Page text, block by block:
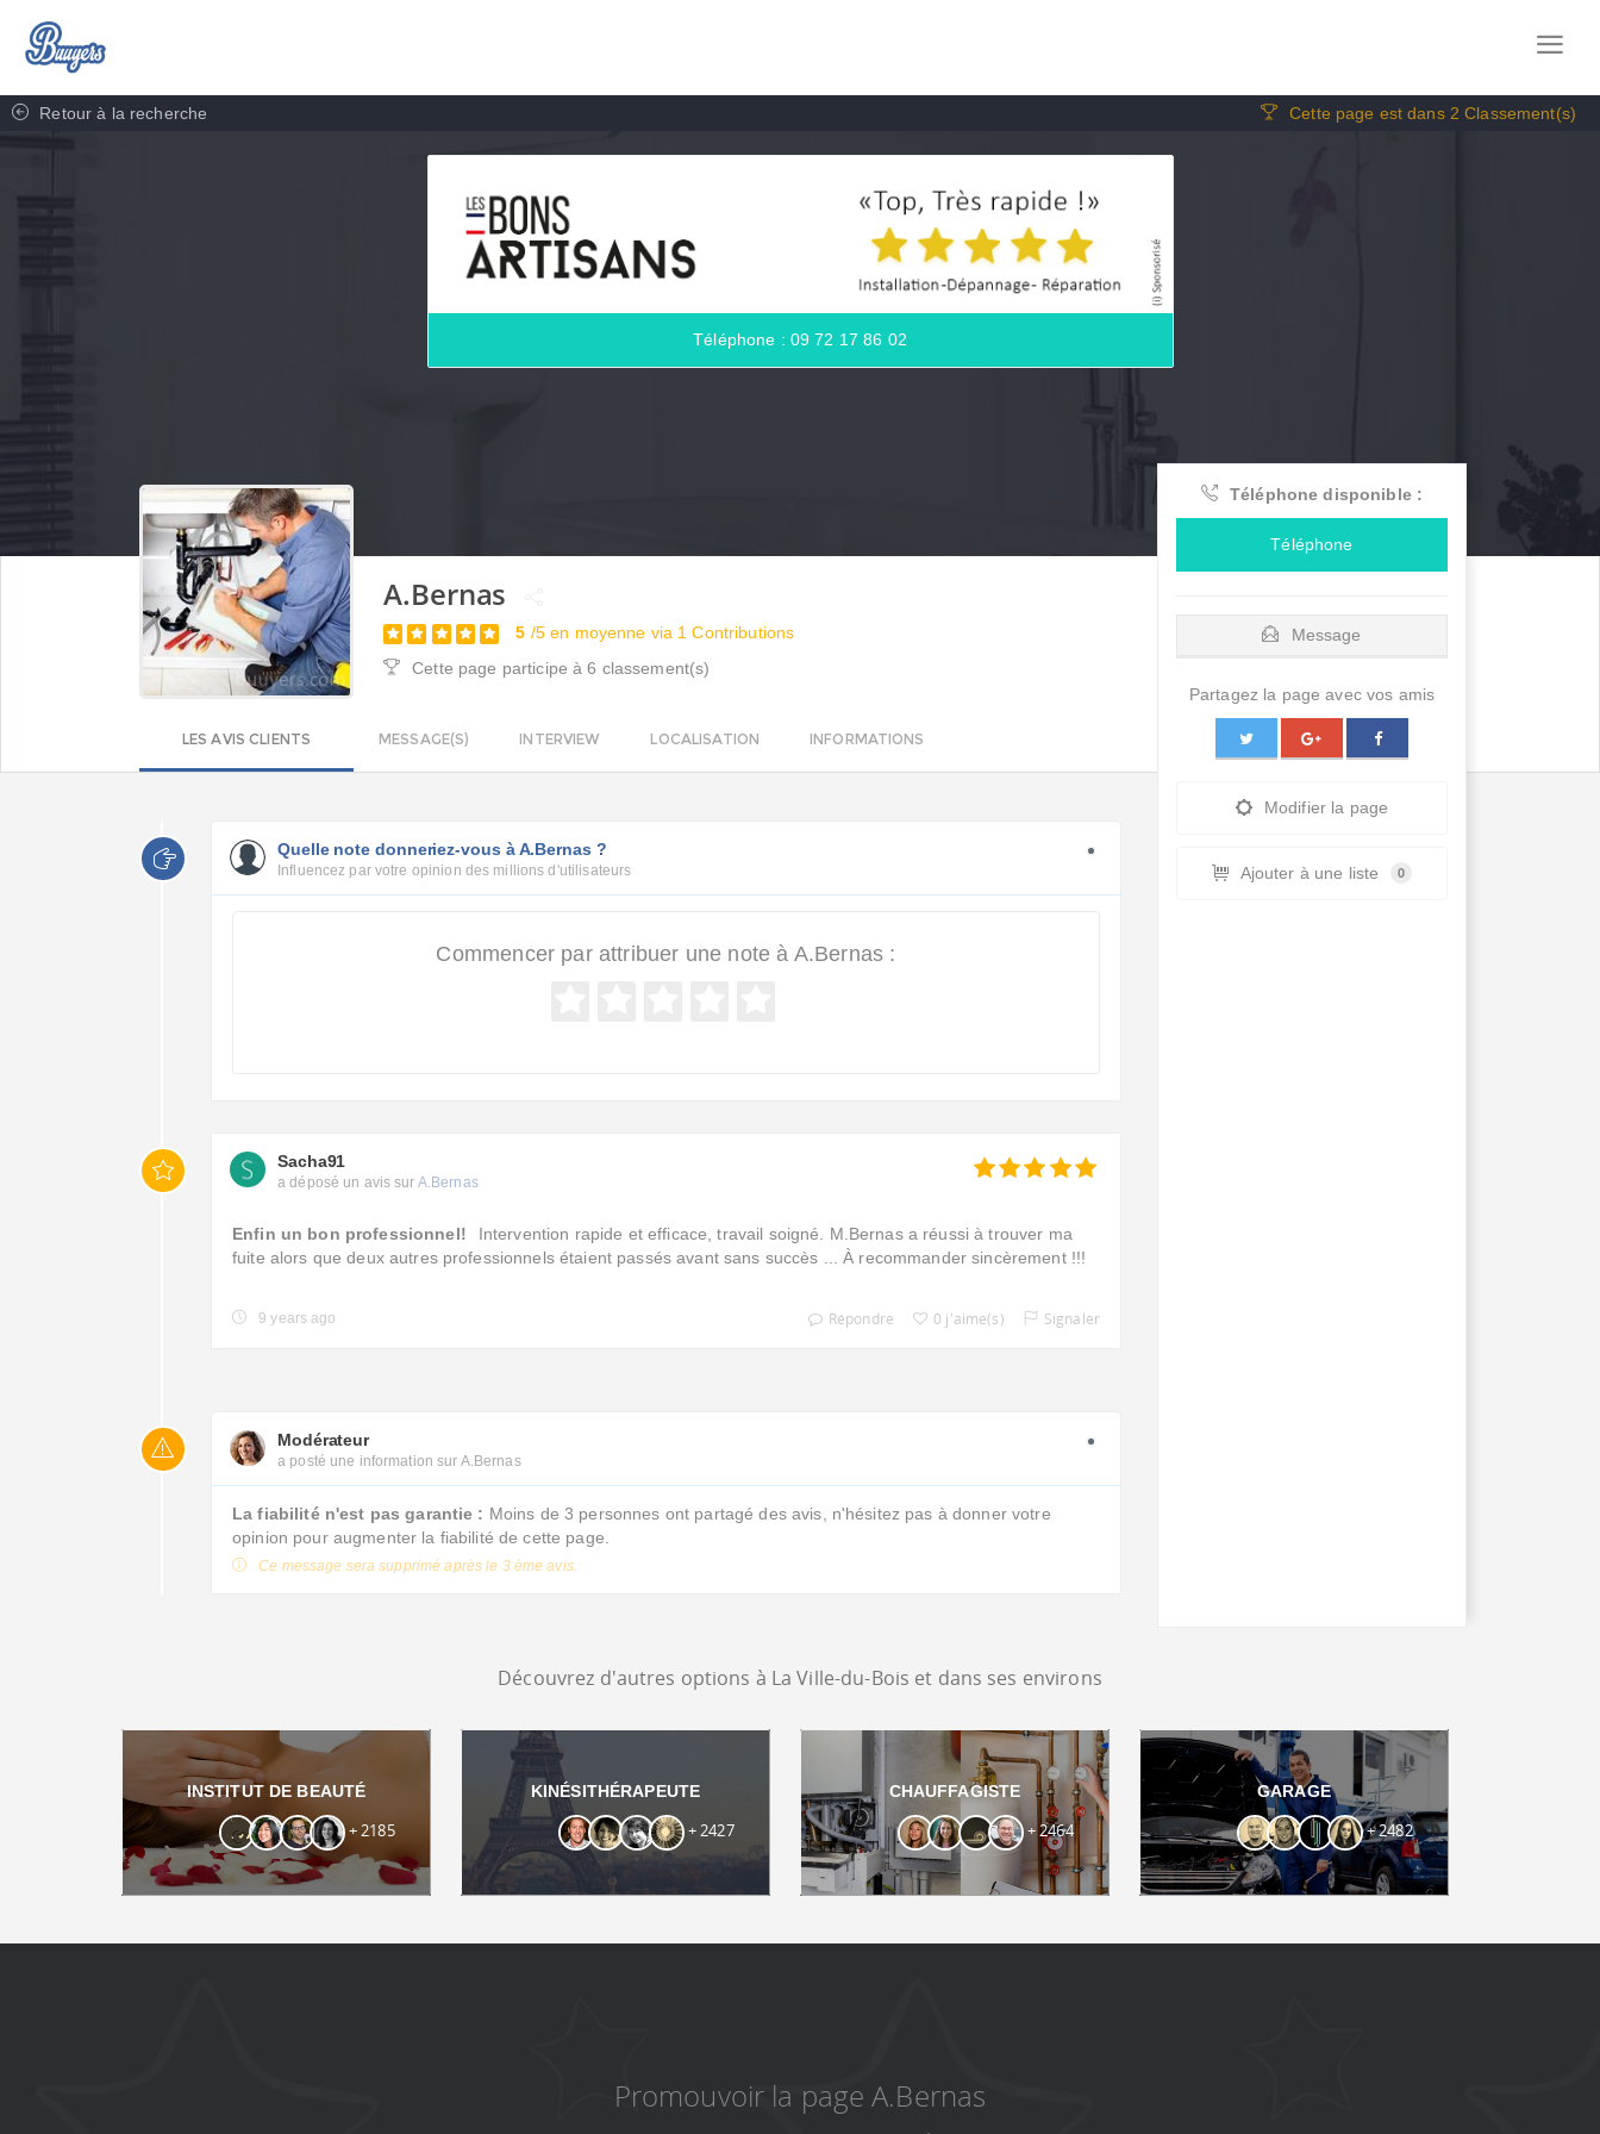
Retour à la recherche Cette page est dans 2 Classement(s)
Téléphone : 09 72 17 86 02
A.Bernas
5 /5 en moyenne via 1 Contributions
Cette page participe à 6 classement(s)
LES AVIS CLIENTS MESSAGE(S) INTERVIEW LOCALISATION INFORMATIONS
Quelle note donneriez-vous à A.Bernas ?
Influencez par votre opinion des millions d'utilisateurs
Commencer par attribuer une note à A.Bernas :
Sacha91
a déposé un avis sur A.Bernas
Enfin un bon professionnel!
Intervention rapide et efficace, travail soigné. M.Bernas a réussi à trouver ma
fuite alors que deux autres professionnels étaient passés avant sans succès ... À recommander sincèrement !!!
9 years ago Répondre 0 j'aime(s) Signaler
Modérateur
a posté une information sur A.Bernas
La fiabilité n'est pas garantie : Moins de 3 personnes ont partagé des avis, n'hésitez pas à donner votre
opinion pour augmenter la fiabilité de cette page.
Ce message sera supprimé après le 3 ème avis.
Téléphone disponible :
Téléphone
Message
Partagez la page avec vos amis
Modifier la page
Ajouter à une liste 0
Découvrez d'autres options à La Ville-du-Bois et dans ses environs
INSTITUT DE BEAUTÉ
+ 2185
KINÉSITHÉRAPEUTE
+ 2427
CHAUFFAGISTE
+ 2464
GARAGE
+ 2482
Promouvoir la page A.Bernas